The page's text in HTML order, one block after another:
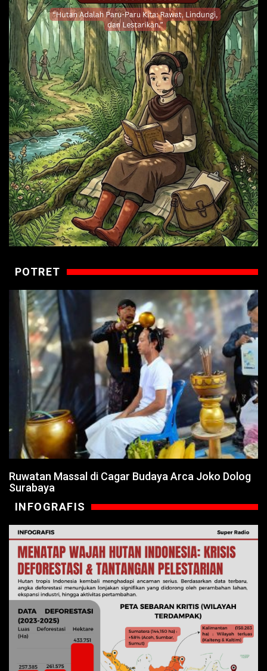
POTRET
Ruwatan Massal di Cagar Budaya Arca Joko Dolog
Surabaya
INFOGRAFIS